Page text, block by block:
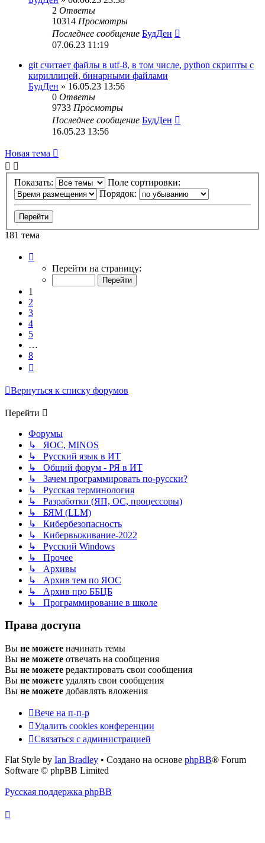
2 Ответы
10314 Просмотры
Последнее сообщение БудДен
07.06.23 11:19
git считает файлы в utf-8, в том числе, python скрипты с
кириллицей, бинарными файлами
БудДен » 16.05.23 13:56
0 Ответы
9733 Просмотры
Последнее сообщение БудДен
16.05.23 13:56
Новая тема
Показать:
Поле сортировки:
Порядок:
181 тема
Перейти на страницу:
1
2
3
4
5
…
8
Вернуться к списку форумов
Перейти
Форумы
↳ ЯОС, MINOS
↳ Русский язык в ИТ
↳ Общий форум - РЯ в ИТ
↳ Зачем программировать по-русски?
↳ Русская терминология
↳ Разработки (ЯП, ОС, процессоры)
↳ БЯМ (LLM)
↳ Кибербезопасность
↳ Кибервыживание-2022
↳ Русский Windows
↳ Прочее
↳ Архивы
↳ Архив тем по ЯОС
↳ Архив про ББЦБ
↳ Программирование в школе
Права доступа
Вы не можете начинать темы
Вы не можете отвечать на сообщения
Вы не можете редактировать свои сообщения
Вы не можете удалять свои сообщения
Вы не можете добавлять вложения
Вече на п-п-р
Удалить cookies конференции
Связаться с администрацией
Flat Style by Ian Bradley • Создано на основе phpBB® Forum
Software © phpBB Limited
Русская поддержка phpBB